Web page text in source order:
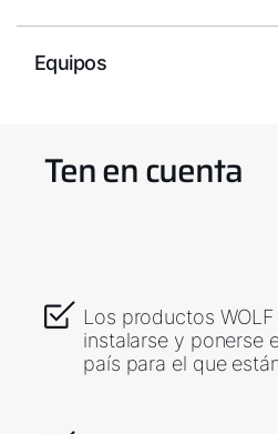
Equipos
Ten en cuenta
Los productos
instalarse y ponerse
país para el que